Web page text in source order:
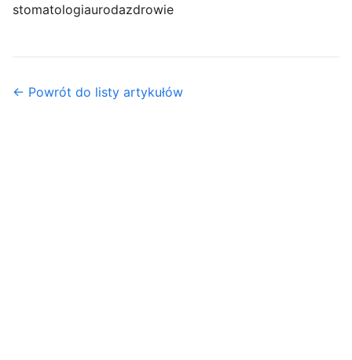
stomatologiaurodazdrowie
← Powrót do listy artykułów